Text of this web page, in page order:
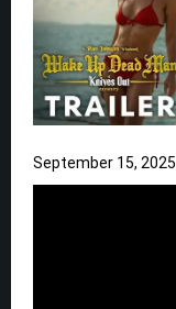
September 15, 2025